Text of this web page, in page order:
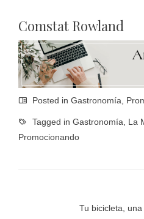
Comstat Rowland
Posted in Gastronomía
Tagged in Gastronomía La
Promocionando
Tu bicicleta,